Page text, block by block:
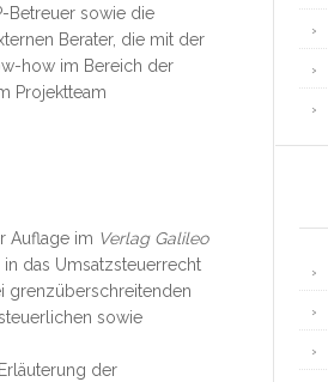
Betreuer sowie die
Berater, die mit der
how im Bereich der
Projektteam
Auflage im Verlag Galileo
das Umsatzsteuerrecht
grenzüberschreitenden
sowie
der